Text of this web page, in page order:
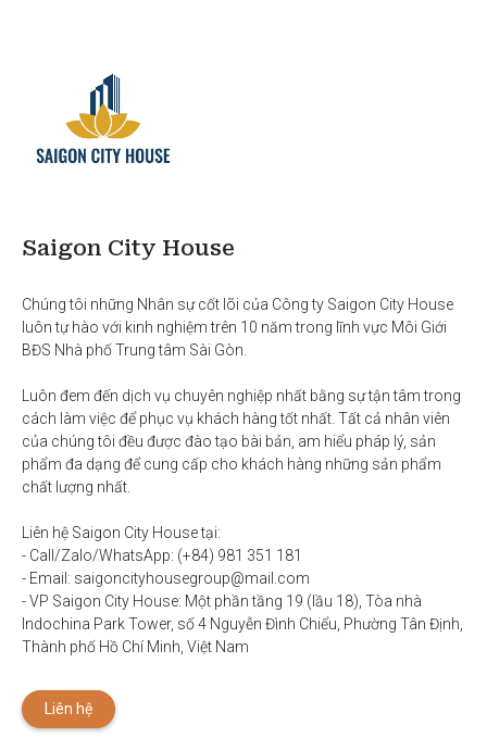
Saigon City House
Chúng tôi những Nhân sự cốt lõi của Công ty Saigon City House
luôn tự hào với kinh nghiệm trên 10 năm trong lĩnh vực Môi Giới
BĐS Nhà phố Trung tâm Sài Gòn.
Luôn đem đến dịch vụ chuyên nghiệp nhất bằng sự tận tâm trong
cách làm việc để phục vụ khách hàng tốt nhất. Tất cả nhân viên
của chúng tôi đều được đào tạo bài bản, am hiểu pháp lý, sản
phẩm đa dạng để cung cấp cho khách hàng những sản phẩm
chất lượng nhất.
Liên hệ Saigon City House tại:
- Call/Zalo/WhatsApp: (+84) 981 351 181
- Email: saigoncityhousegroup@mail.com
- VP Saigon City House: Một phần tầng 19 (lầu 18), Tòa nhà
Indochina Park Tower, số 4 Nguyễn Đình Chiểu, Phường Tân Định,
Thành phố Hồ Chí Minh, Việt Nam
Liên hệ